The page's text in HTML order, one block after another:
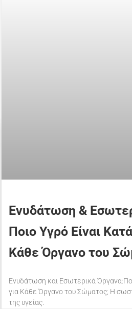
Ενυδάτωση &
Ποιο Υγρό Είναι
Κάθε Όργανο του
Ενυδάτωση και Εσωτερικά
για Κάθε Όργανο του Σώματος; Η
της υγείας.